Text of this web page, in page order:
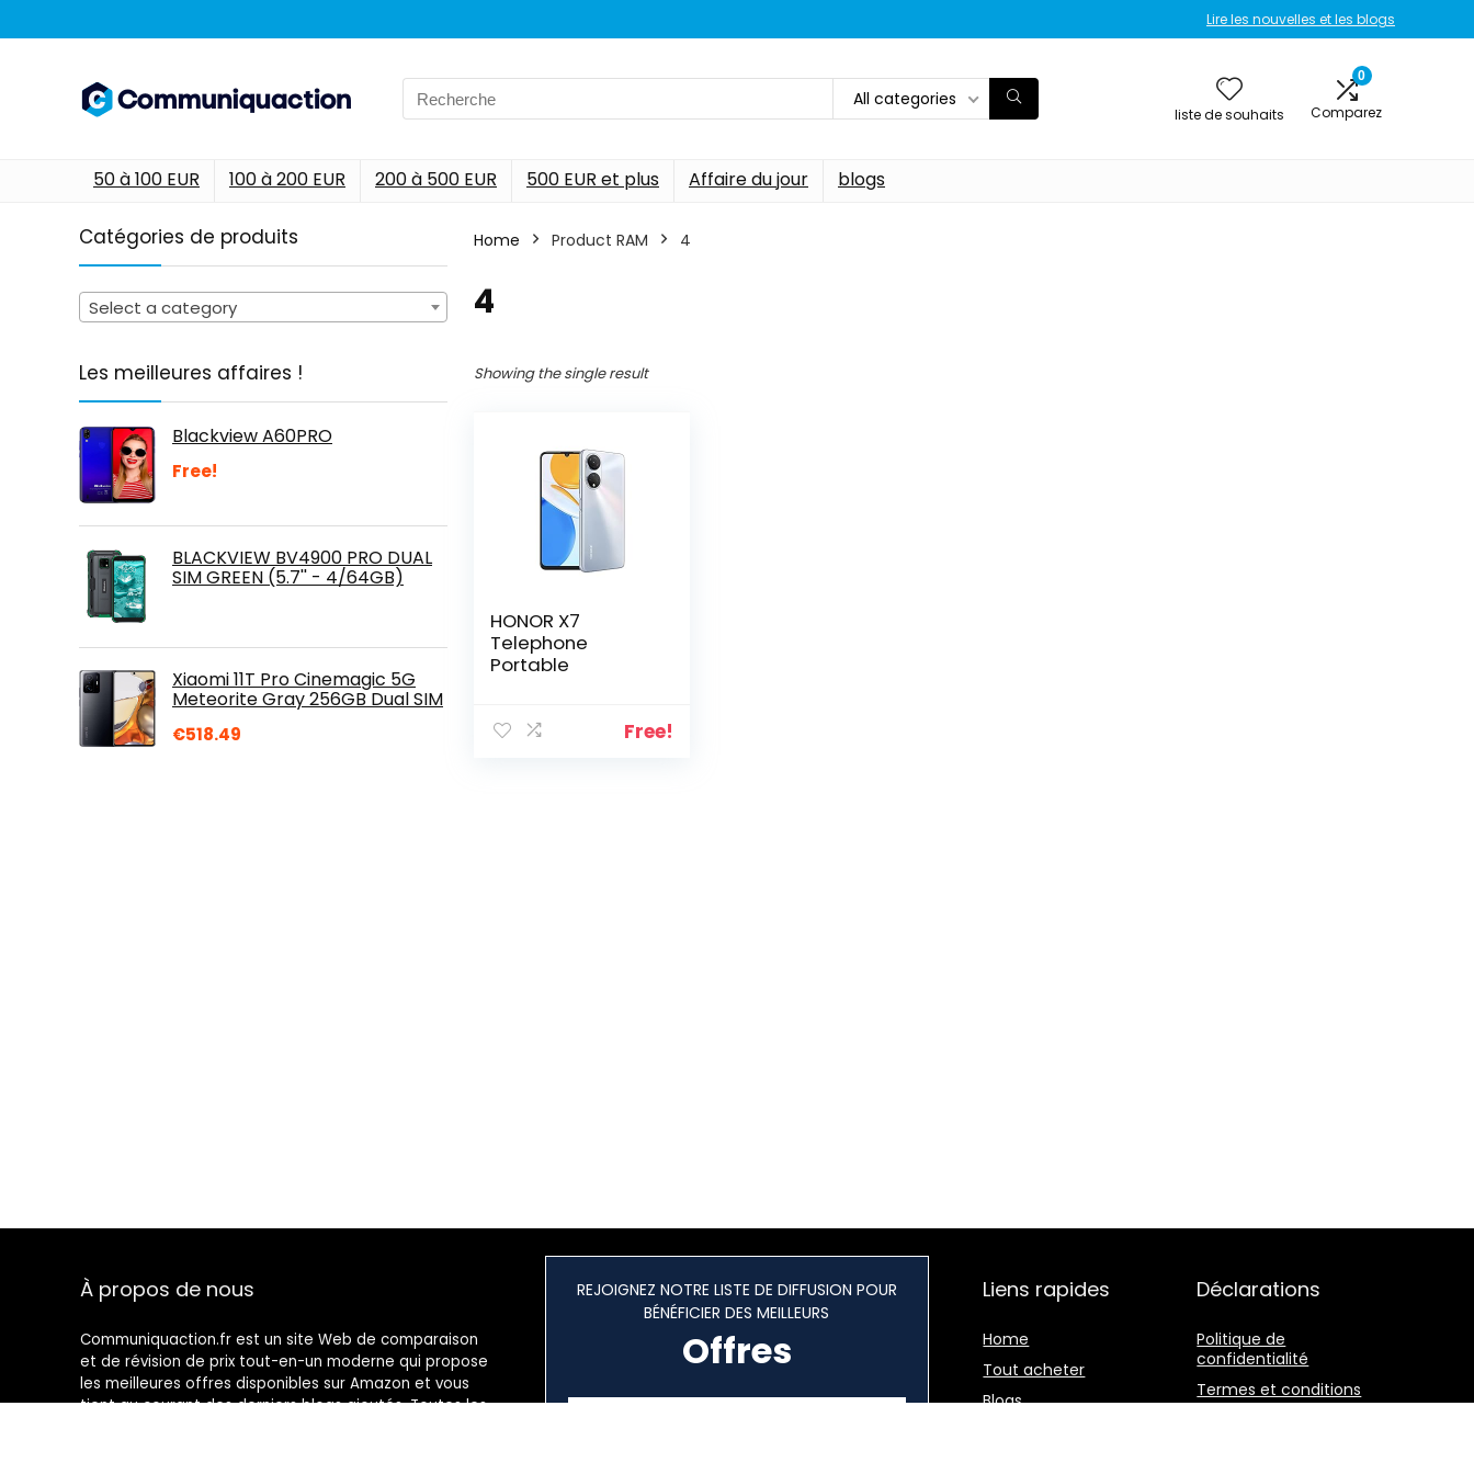
Lire les nouvelles et les blogs
Search
for:
All categories
liste de souhaits
0
Comparez
50 à 100 EUR 100 à 200 EUR 200 à 500 EUR 500 EUR et plus Affaire du jour blogs
Catégories de produits
Select a category
Les meilleures affaires !
Blackview A60PRO
Free!
BLACKVIEW BV4900 PRO DUAL
SIM GREEN (5.7'' - 4/64GB)
Xiaomi 11T Pro Cinemagic 5G
Meteorite Gray 256GB Dual SIM
€518.49
Home Product RAM ‎4
‎4
Showing the single result
HONOR X7
Telephone
Portable
Free!
À propos de nous
Communiquaction.fr est un site Web de comparaison
et de révision de prix tout-en-un moderne qui propose
les meilleures offres disponibles sur Amazon et vous
tient au courant des derniers blogs ajoutés. Toutes les
REJOIGNEZ NOTRE LISTE DE DIFFUSION POUR
BÉNÉFICIER DES MEILLEURS
Offres
Liens rapides
Home
Tout acheter
Blogs
Déclarations
Politique de
confidentialité
Termes et conditions